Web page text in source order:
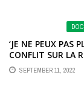
‘JE NE PEUX PAS
CONFLIT SUR LA
SEPTEMBER 11, 2022